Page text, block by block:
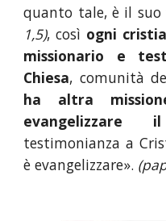
quanto tale, è il suo
1,5), così ogni
missionario e
Chiesa, comunità
ha altra
evangelizzare
testimonianza a
è evangelizzare».